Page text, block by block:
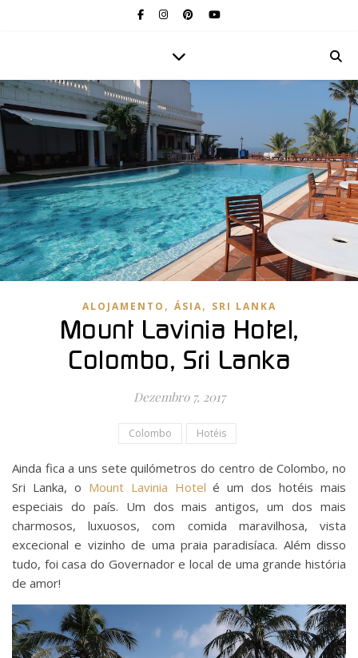
ALOJAMENTO , ÁSIA, SRI LANKA
Mount Lavinia Hotel,
Colombo, Sri Lanka
Dezembro 7, 2017
Colombo Hotéis
Ainda fica a uns sete quilómetros do centro de Colombo, no
Sri Lanka, o Mount Lavinia Hotel é um dos hotéis mais
especiais do país. Um dos mais antigos, um dos mais
charmosos, luxuosos, com comida maravilhosa, vista
excecional e vizinho de uma praia paradisíaca. Além disso
tudo, foi casa do Governador e local de uma grande história
de amor!